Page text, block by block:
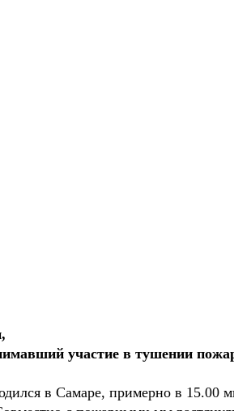
участие в тушении
в Самаре, примерно в